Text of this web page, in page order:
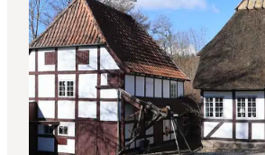
Eventkalender
Essen und Trinken
Unterkünfte
Erlebnisbuchung
Für Kinder